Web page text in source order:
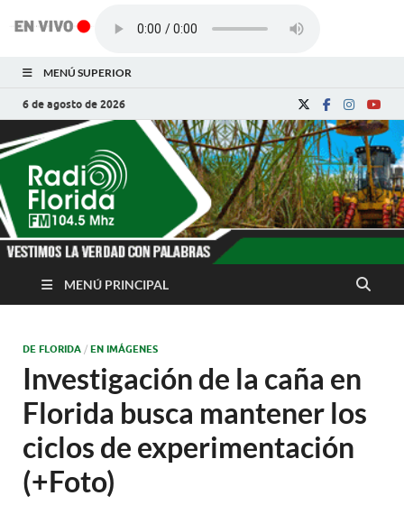
MENÚ SUPERIOR
6 de agosto de 2026
Radio Florida de
Cuba
Noticias y Actualidades de Florida, Camagüey,
MENÚ PRINCIPAL
DE FLORIDA / EN IMÁGENES
Investigación de la caña en
Florida busca mantener los
ciclos de experimentación
(+Foto)